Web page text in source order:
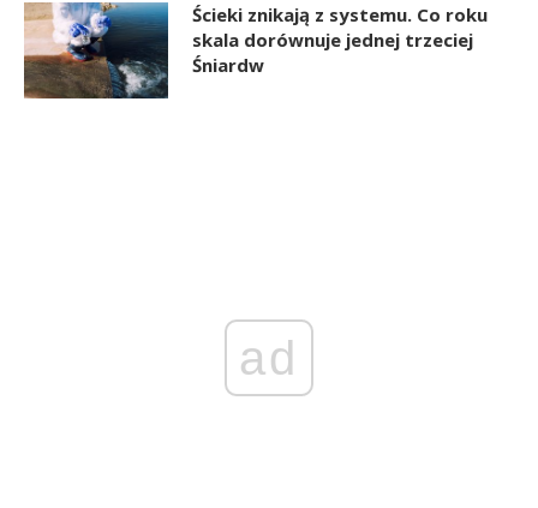
Ścieki znikają z systemu. Co roku
skala dorównuje jednej trzeciej
Śniardw
ad